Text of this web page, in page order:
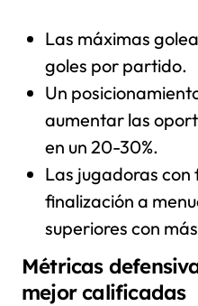
Las máximas
goles por partido.
Un
aumentar las
en un 20-30%.
Las jugadoras
finalización a
superiores con
Métricas
mejor calificadas